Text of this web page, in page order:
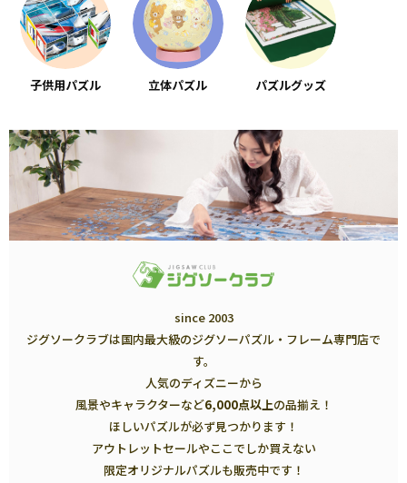
子供用パズル 立体パズル パズルグッズ
since 2003
ジグソークラブは国内最大級のジグソーパズル・フレーム専門店で
す。
人気のディズニーから
風景やキャラクターなど6,000点以上の品揃え！
ほしいパズルが必ず見つかります！
アウトレットセールやここでしか買えない
限定オリジナルパズルも販売中です！